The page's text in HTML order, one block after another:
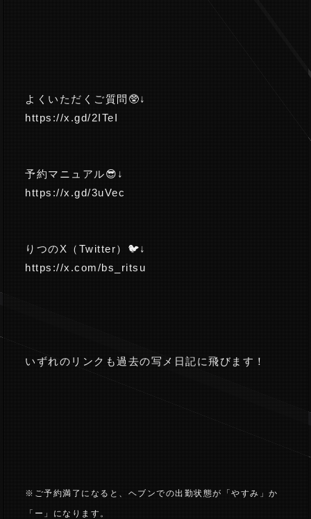
よくいただくご質問🥸↓
https://x.gd/2ITeI
予約マニュアル😎↓
https://x.gd/3uVec
りつのX（Twitter）🐦️↓
https://x.com/bs_ritsu
いずれのリンクも過去の写メ日記に飛びます！
※ご予約満了になると、ヘブンでの出勤状態が「やすみ」か
「ー」になります。